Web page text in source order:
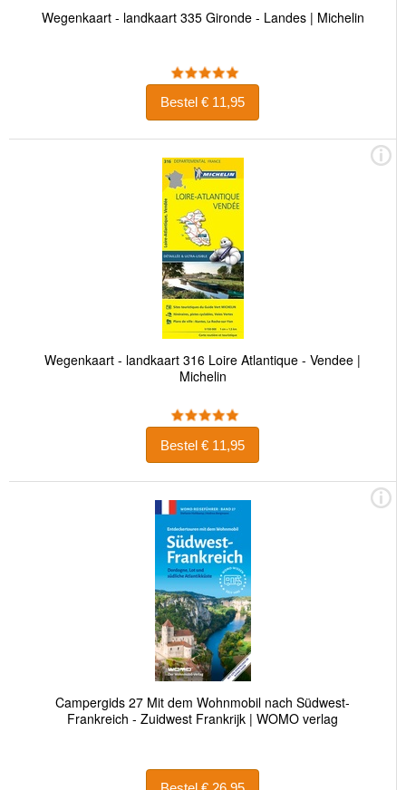
Wegenkaart - landkaart 335 Gironde - Landes | Michelin
Bestel € 11,95
Wegenkaart - landkaart 316 Loire Atlantique - Vendee |
Michelin
Bestel € 11,95
Campergids 27 Mit dem Wohnmobil nach Südwest-
Frankreich - Zuidwest Frankrijk | WOMO verlag